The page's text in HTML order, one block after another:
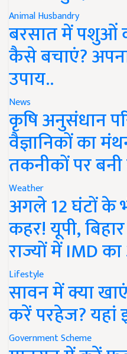
Animal Husbandry
बरसात में पशुओं
कैसे बचाएं?
उपाय..
News
कृषि अनुसंधान
वैज्ञानिकों का
तकनीकों पर
Weather
अगले 12 घंटों के
कहर! यूपी,
राज्यों में IMD
Lifestyle
सावन में क्या
करें परहेज? यहां
Government Scheme